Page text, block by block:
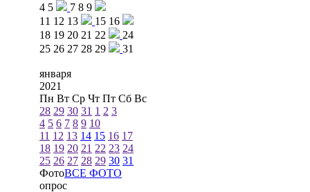
4 5 7 8 9
11 12 13 15 16
18 19 20 21 22
24
25 26 27 28 29 31
января
2021
Пн Вт Ср Чт Пт Сб Вс
28 29 30 31 1 2 3
4 5 6 7 8 9 10
11 12 13 14 15 16 17
18 19 20 21 22 23 24
25 26 27 28 29 30 31
ФотоВСЕ ФОТО
опрос